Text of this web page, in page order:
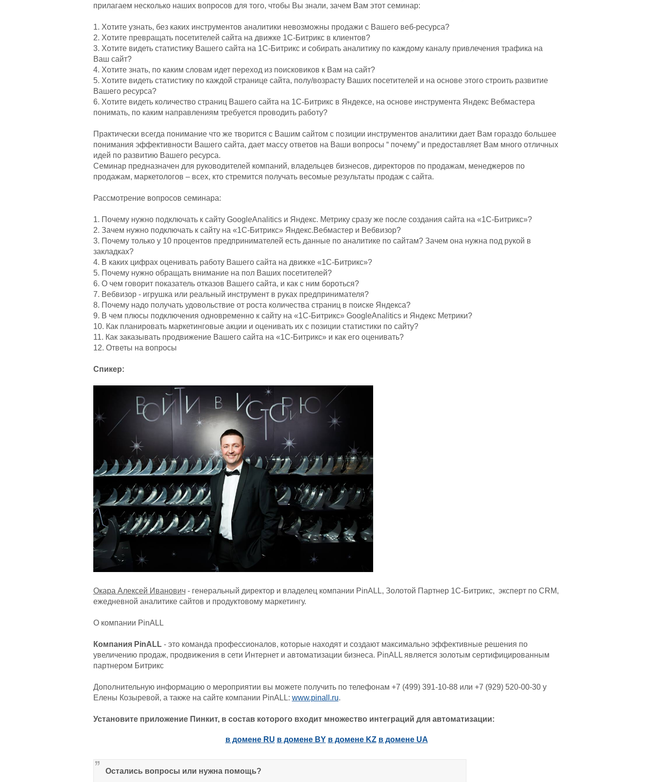
прилагаем несколько наших вопросов для того, чтобы Вы знали, зачем Вам этот семинар:
1. Хотите узнать, без каких инструментов аналитики невозможны продажи с Вашего веб-ресурса?
2. Хотите превращать посетителей сайта на движке 1С-Битрикс в клиентов?
3. Хотите видеть статистику Вашего сайта на 1С-Битрикс и собирать аналитику по каждому каналу привлечения трафика на
Ваш сайт?
4. Хотите знать, по каким словам идет переход из поисковиков к Вам на сайт?
5. Хотите видеть статистику по каждой странице сайта, полу/возрасту Ваших посетителей и на основе этого строить развитие
Вашего ресурса?
6. Хотите видеть количество страниц Вашего сайта на 1С-Битрикс в Яндексе, на основе инструмента Яндекс Вебмастера
понимать, по каким направлениям требуется проводить работу?
Практически всегда понимание что же творится с Вашим сайтом с позиции инструментов аналитики дает Вам гораздо большее
понимания эффективности Вашего сайта, дает массу ответов на Ваши вопросы “ почему” и предоставляет Вам много отличных
идей по развитию Вашего ресурса.
Семинар предназначен для руководителей компаний, владельцев бизнесов, директоров по продажам, менеджеров по
продажам, маркетологов – всех, кто стремится получать весомые результаты продаж с сайта.
Рассмотрение вопросов семинара:
1. Почему нужно подключать к сайту GoogleAnalitics и Яндекс. Метрику сразу же после создания сайта на «1С-Битрикс»?
2. Зачем нужно подключать к сайту на «1С-Битрикс» Яндекс.Вебмастер и Вебвизор?
3. Почему только у 10 процентов предпринимателей есть данные по аналитике по сайтам? Зачем она нужна под рукой в
закладках?
4. В каких цифрах оценивать работу Вашего сайта на движке «1С-Битрикс»?
5. Почему нужно обращать внимание на пол Ваших посетителей?
6. О чем говорит показатель отказов Вашего сайта, и как с ним бороться?
7. Вебвизор - игрушка или реальный инструмент в руках предпринимателя?
8. Почему надо получать удовольствие от роста количества страниц в поиске Яндекса?
9. В чем плюсы подключения одновременно к сайту на «1С-Битрикс» GoogleAnalitics и Яндекс Метрики?
10. Как планировать маркетинговые акции и оценивать их с позиции статистики по сайту?
11. Как заказывать продвижение Вашего сайта на «1С-Битрикс» и как его оценивать?
12. Ответы на вопросы
Спикер:
Окара Алексей Иванович- генеральный директор и владелец компании PinALL, Золотой Партнер 1С-Битрикс, эксперт по CRM,
ежедневной аналитике сайтов и продуктовому маркетингу.
О компании PinALL
Компания PinALL- это команда профессионалов, которые находят и создают максимально эффективные решения по
увеличению продаж, продвижения в сети Интернет и автоматизации бизнеса. PinALL является золотым сертифицированным
партнером Битрикс
Дополнительную информацию о мероприятии вы можете получить по телефонам +7 (499) 391-10-88 или +7 (929) 520-00-30 у
Елены Козыревой, а также на сайте компании PinALL: www.pinall.ru.
Установите приложение Пинкит, в состав которого входит множество интеграций для автоматизации:
в домене RU в домене BY в домене KZ в домене UA
Остались вопросы или нужна помощь?